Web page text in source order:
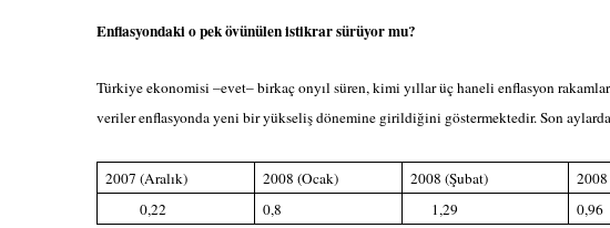
Enflasyondaki o pek övünülen istikrar sürüyor mu?
Türkiye ekonomisi –evet– birkaç onyıl süren, kimi yıllar üç haneli enflasyon
veriler enflasyonda yeni bir yükseliş dönemine girildiğini göstermektedir. Son
2007 (Aralık) 2008 (Ocak) 2008 (Şubat)
0,22
0,8 1,29 0,96